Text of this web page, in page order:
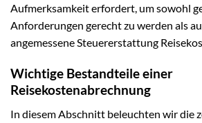
Aufmerksamkeit erfordert, um sowohl
Anforderungen gerecht zu werden als
angemessene Steuererstattung
Wichtige Bestandteile einer
Reisekostenabrechnung
In diesem Abschnitt beleuchten wir die